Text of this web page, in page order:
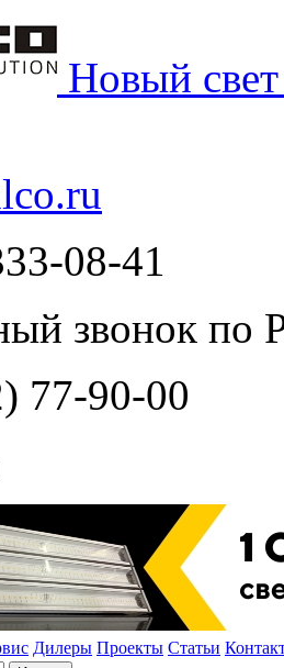
Новый
08-41
звонок по
77-90-00
Дилеры Проекты Статьи